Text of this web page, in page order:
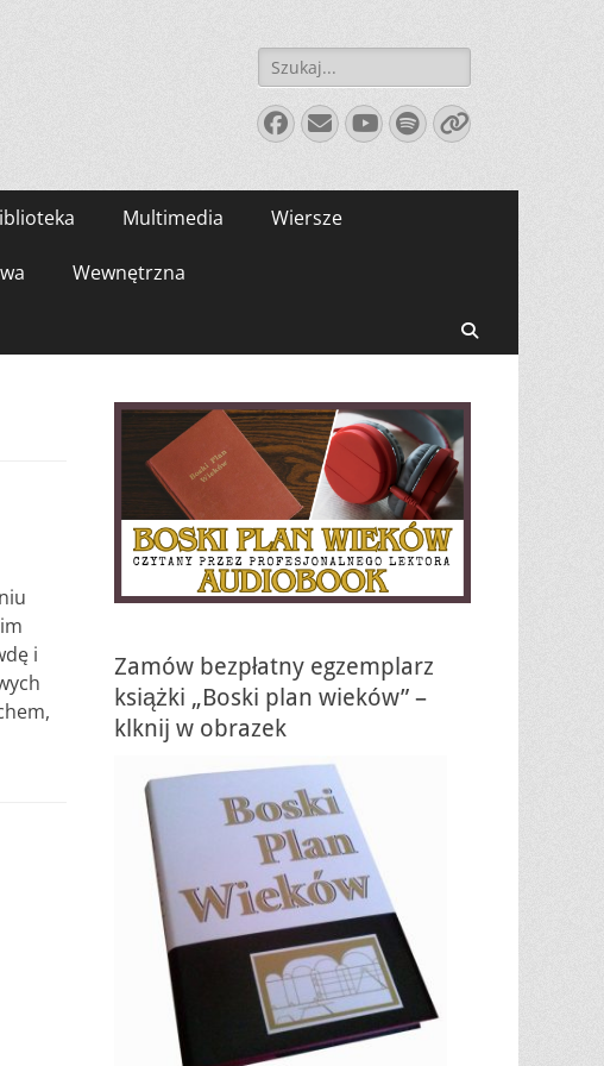
Szukaj:
Facebook
E-
mail
YouTube
Spotify
Link
Multimedia Wiersze
Wewnętrzna
i
Zamów bezpłatny egzemplarz
książki „Boski plan wieków” –
klknij w obrazek